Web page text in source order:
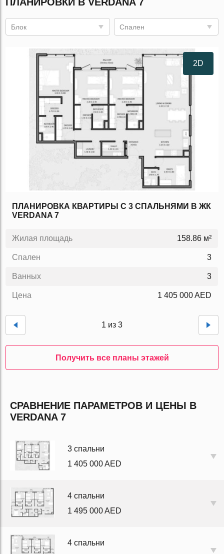
Блок Спален
2D
ПЛАНИРОВКА КВАРТИРЫ C 3 СПАЛЬНЯМИ В ЖК
VERDANA 7
Жилая площадь 158.86 м²
Спален 3
Ванных 3
Цена 1 405 000 AED
Получить все планы этажей
1 из 3
СРАВНЕНИЕ ПАРАМЕТРОВ И ЦЕНЫ В
VERDANA 7
3 спальни
1 405 000 AED
4 спальни
1 495 000 AED
4 спальни